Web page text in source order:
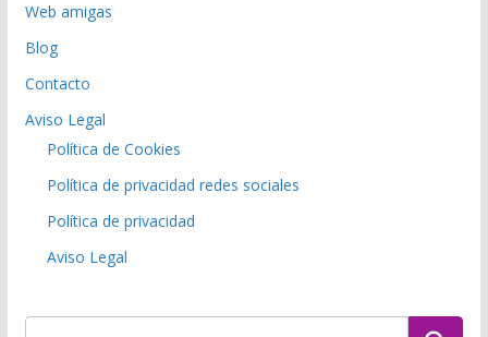
Web amigas
Blog
Contacto
Aviso Legal
Política de Cookies
Política de privacidad redes sociales
Política de privacidad
Aviso Legal